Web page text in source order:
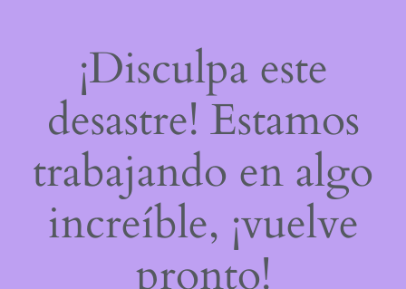
¡Disculpa este
desastre! Estamos
trabajando en algo
increíble, ¡vuelve
pronto!